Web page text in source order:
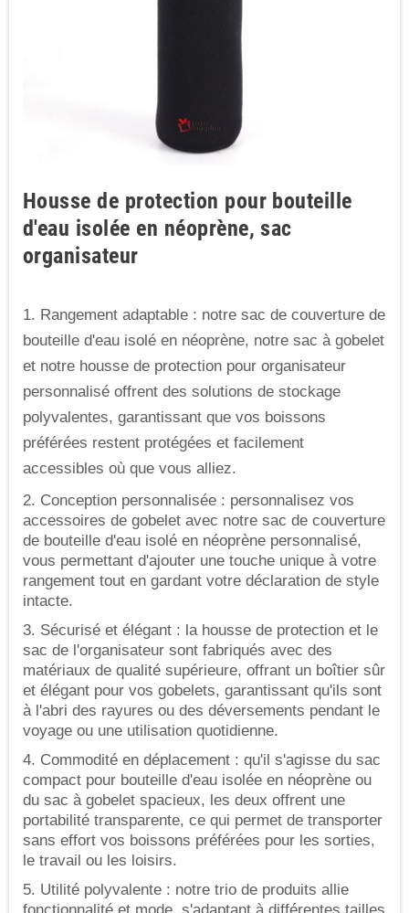
Housse de protection pour bouteille
d'eau isolée en néoprène, sac
organisateur
1. Rangement adaptable : notre sac de couverture de
bouteille d'eau isolé en néoprène, notre sac à gobelet
et notre housse de protection pour organisateur
personnalisé offrent des solutions de stockage
polyvalentes, garantissant que vos boissons
préférées restent protégées et facilement
accessibles où que vous alliez.
2. Conception personnalisée : personnalisez vos
accessoires de gobelet avec notre sac de couverture
de bouteille d'eau isolé en néoprène personnalisé,
vous permettant d'ajouter une touche unique à votre
rangement tout en gardant votre déclaration de style
intacte.
3. Sécurisé et élégant : la housse de protection et le
sac de l'organisateur sont fabriqués avec des
matériaux de qualité supérieure, offrant un boîtier sûr
et élégant pour vos gobelets, garantissant qu'ils sont
à l'abri des rayures ou des déversements pendant le
voyage ou une utilisation quotidienne.
4. Commodité en déplacement : qu'il s'agisse du sac
compact pour bouteille d'eau isolée en néoprène ou
du sac à gobelet spacieux, les deux offrent une
portabilité transparente, ce qui permet de transporter
sans effort vos boissons préférées pour les sorties,
le travail ou les loisirs.
5. Utilité polyvalente : notre trio de produits allie
fonctionnalité et mode, s'adaptant à différentes tailles